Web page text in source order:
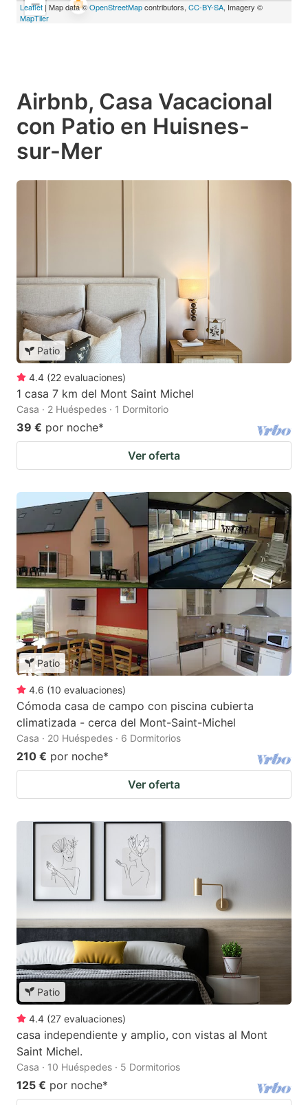
−
Leaflet | Map data ©OpenStreetMapcontributors, CC-BY-SA, Imagery ©
MapTiler
Airbnb, Casa Vacacional
con Patio en Huisnes-
sur-Mer
Patio
4.4 (22 evaluaciones)
1 casa 7 km del Mont Saint Michel
Casa · 2 Huéspedes · 1 Dormitorio
39 € por noche*
Ver oferta
Patio
4.6 (10 evaluaciones)
Cómoda casa de campo con piscina cubierta
climatizada - cerca del Mont-Saint-Michel
Casa · 20 Huéspedes · 6 Dormitorios
210 € por noche*
Ver oferta
Patio
4.4 (27 evaluaciones)
casa independiente y amplio, con vistas al Mont
Saint Michel.
Casa · 10 Huéspedes · 5 Dormitorios
125 € por noche*